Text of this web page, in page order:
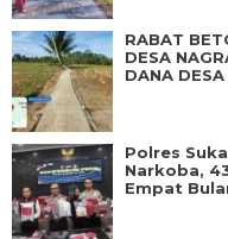
RABAT
DESA
DANA
Polres
Narkoba,
Empat